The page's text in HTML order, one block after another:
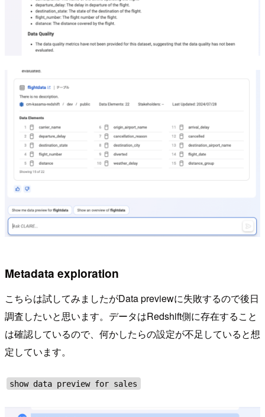
Metadata exploration
こちらは試してみましたがData previewに失敗するので後日
調査したいと思います。データはRedshift側に存在すること
は確認しているので、何かしたらの設定が不足していると想
定しています。
show data preview for sales